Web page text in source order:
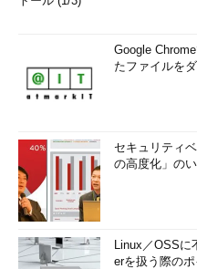
Google
たファイルを
セキュリティ
の高度化」の
Linux／OSSに
erを扱う際のポ